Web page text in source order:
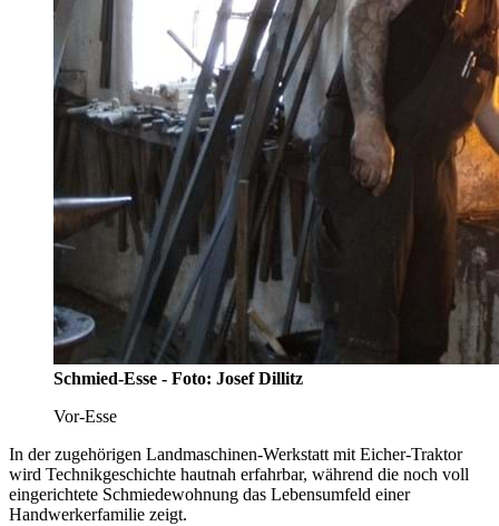
Schmied-Esse - Foto: Josef Dillitz
Vor-Esse
In der zugehörigen Landmaschinen-Werkstatt mit Eicher-Traktor
wird Technikgeschichte hautnah erfahrbar, während die noch voll
eingerichtete Schmiedewohnung das Lebensumfeld einer
Handwerkerfamilie zeigt.